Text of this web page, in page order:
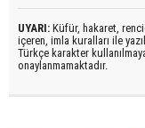
UYARI: Küfür, hakaret,
içeren, imla kuralları ile
Türkçe karakter
onaylanmamaktadır.